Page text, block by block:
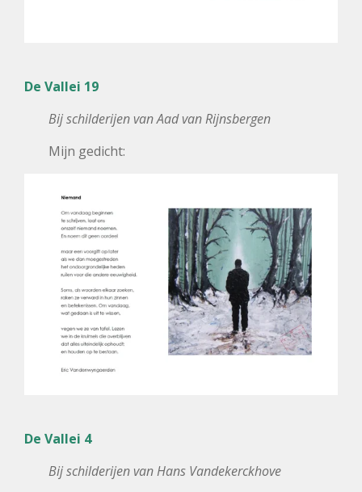
De Vallei 19
Bij schilderijen van Aad van Rijnsbergen
Mijn gedicht:
De Vallei 4
Bij schilderijen van Hans Vandekerckhove